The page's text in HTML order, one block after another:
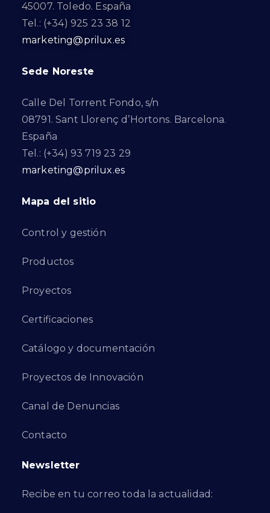
45007. Toledo. España
Tel.: (+34) 925 23 38 12
marketing@prilux.es
Sede Noreste
Calle Del Torrent Fondo, s/n
08791. Sant Llorenç d’Hortons. Barcelona.
España
Tel.: (+34) 93 719 23 29
marketing@prilux.es
Mapa del sitio
Control y gestión
Productos
Proyectos
Certificaciones
Catálogo y documentación
Proyectos de Innovación
Canal de Denuncias
Contacto
Newsletter
Recibe en tu correo toda la actualidad: